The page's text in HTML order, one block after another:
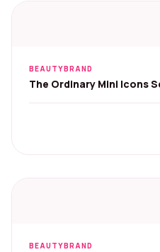
BEAUTYBRAND
The Ordinary Mini Icons
BEAUTYBRAND